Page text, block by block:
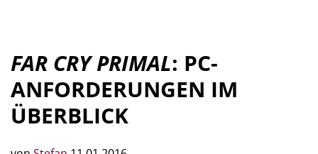
FAR CRY PRIMAL: PC-
ANFORDERUNGEN IM
ÜBERBLICK